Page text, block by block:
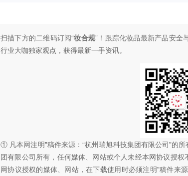
扫描下方的二维码订阅“妆合规”！跟踪化妆品最新产品安全
行业大咖独家观点，获得最新一手资讯。
① 凡本网注明"稿件来源：“杭州瑞旭科技集团有限公司"的
团有限公司所有，任何媒体、网站或个人未经本网协议授
网协议授权的媒体、网站，在下载使用时必须注明"稿件来